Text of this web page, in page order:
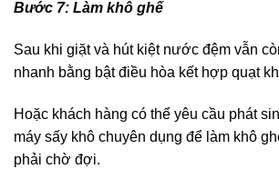
Bước 7: Làm khô ghế
Sau khi giặt và hút kiệt nước đệm vẫn
nhanh bằng bật điều hòa kết hợp quạt
Hoặc khách hàng có thể yêu cầu phát
máy sấy khô chuyên dụng để làm khô
phải chờ đợi.